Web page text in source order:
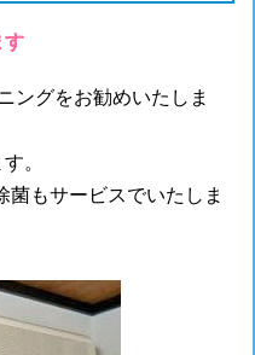
す
ングをお勧めいたしま
。
菌もサービスでいたしま